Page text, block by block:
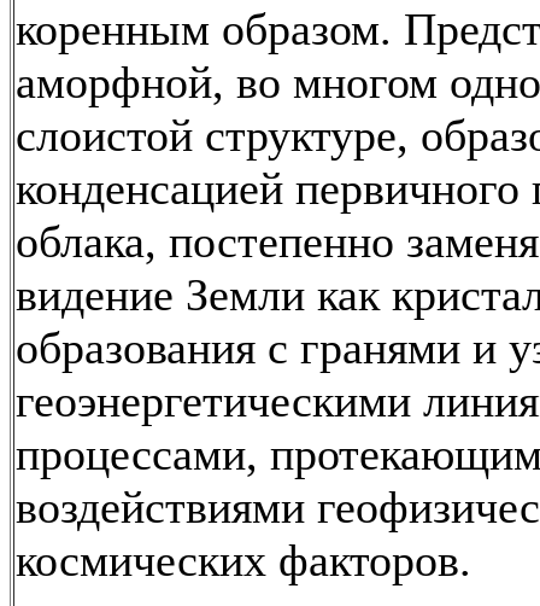
коренным образом.
аморфной, во многом
слоистой структуре,
конденсацией первичного
облака, постепенно
видение Земли как
образования с гранями и
геоэнергетическими
процессами,
воздействиями
космических факторов.